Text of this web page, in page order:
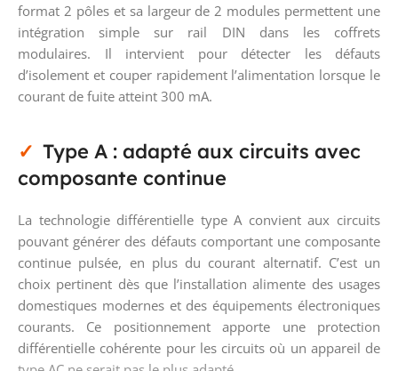
format 2 pôles et sa largeur de 2 modules permettent une
intégration simple sur rail DIN dans les coffrets
modulaires. Il intervient pour détecter les défauts
d’isolement et couper rapidement l’alimentation lorsque le
courant de fuite atteint 300 mA.
Type A : adapté aux circuits avec
composante continue
La technologie différentielle type A convient aux circuits
pouvant générer des défauts comportant une composante
continue pulsée, en plus du courant alternatif. C’est un
choix pertinent dès que l’installation alimente des usages
domestiques modernes et des équipements électroniques
courants. Ce positionnement apporte une protection
différentielle cohérente pour les circuits où un appareil de